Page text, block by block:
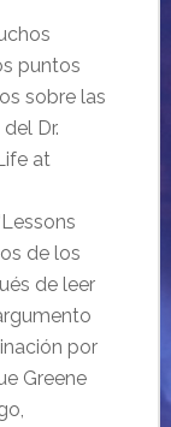
puntos
sobre las
Dr.
at
de los
de leer
por
Greene